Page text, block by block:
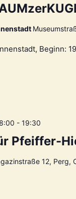
Beginn:
Pfeiffer-
- 19:30
12, Perg,